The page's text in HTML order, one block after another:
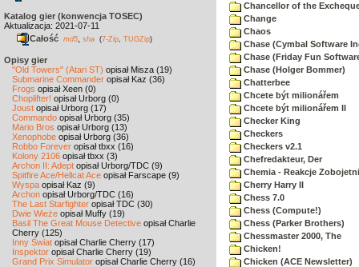
Katalog gier (konwencja TOSEC)
Aktualizacja: 2021-07-11
Całość md5 sha (7-Zip TUGZip)
Opisy gier
"Old Towers" (Atari ST) opisał Misza (19)
Submarine Commander opisał Kaz (36)
Frogs opisał Xeen (0)
Choplifter! opisał Urborg (0)
Joust opisał Urborg (17)
Commando opisał Urborg (35)
Mario Bros opisał Urborg (13)
Xenophobe opisał Urborg (36)
Robbo Forever opisał tbxx (16)
Kolony 2106 opisał tbxx (3)
Archon II: Adept opisał Urborg/TDC (9)
Spitfire Ace/Hellcat Ace opisał Farscape (9)
Wyspa opisał Kaz (9)
Archon opisał Urborg/TDC (16)
The Last Starfighter opisał TDC (30)
Dwie Wieże opisał Muffy (19)
Basil The Great Mouse Detective opisał Charlie
Cherry (125)
Inny Świat opisał Charlie Cherry (17)
Inspektor opisał Charlie Cherry (19)
Grand Prix Simulator opisał Charlie Cherry (16)
Chancellor of the
Change
Chaos
Chase (Cymbal Software
Chase (Friday Fun
Chase (Holger Bommer)
Chatterbee
Chcete být milionářem
Chcete být milionářem II
Checker King
Checkers
Checkers v2.1
Chefredakteur, Der
Chemia - Reakcje
Cherry Harry II
Chess 7.0
Chess (Compute!)
Chess (Parker Brothers)
Chessmaster 2000, The
Chicken!
Chicken (ACE Newsletter)